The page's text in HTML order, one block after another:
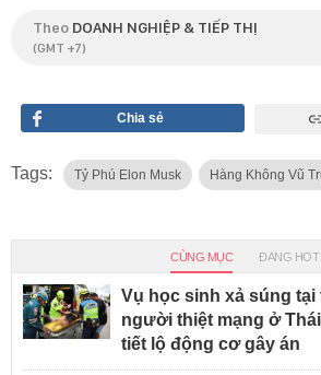
Theo DOANH NGHIỆP & TIẾP THỊ
(GMT +7)
Chia sẻ
Tags: Tỷ Phú Elon Musk Hàng Không Vũ
CÙNG MỤC ĐANG HOT
Vụ học sinh xả súng
người thiệt mạng ở
tiết lộ động cơ gây án